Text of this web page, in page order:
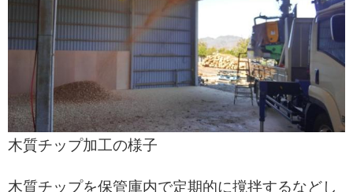
木質チップ加工の様子
木質チップを保管庫内で定期的に撹拌するなどし